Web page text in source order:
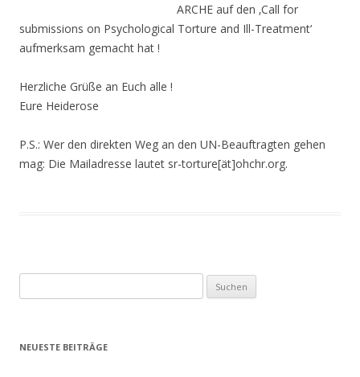
ARCHE auf den ‚Call for
submissions on Psychological Torture and Ill-Treatment‘
aufmerksam gemacht hat !
Herzliche Grüße an Euch alle !
Eure Heiderose
P.S.: Wer den direkten Weg an den UN-Beauftragten gehen
mag: Die Mailadresse lautet sr-torture[ät]ohchr.org.
nach:
NEUESTE BEITRÄGE